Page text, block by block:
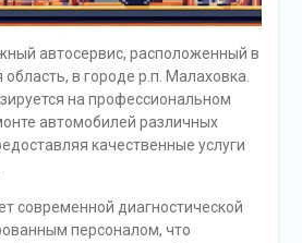
автосервис, расположенный в
в городе р.п. Малаховка.
на профессиональном
автомобилей различных
качественные услуги
современной диагностической
персоналом, что